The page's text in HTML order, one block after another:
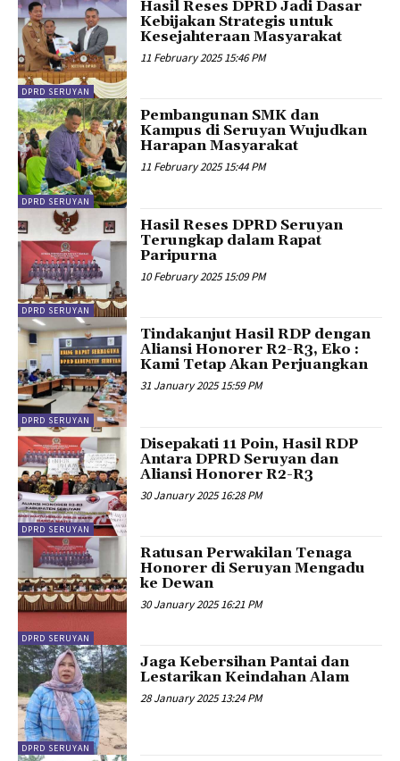
DPRD SERUYAN
Hasil Reses DPRD Jadi Dasar
Kebijakan Strategis untuk
Kesejahteraan Masyarakat
11 February 2025 15:46 PM
DPRD SERUYAN
Pembangunan SMK dan
Kampus di Seruyan Wujudkan
Harapan Masyarakat
11 February 2025 15:44 PM
DPRD SERUYAN
Hasil Reses DPRD Seruyan
Terungkap dalam Rapat
Paripurna
10 February 2025 15:09 PM
DPRD SERUYAN
Tindakanjut Hasil RDP dengan
Aliansi Honorer R2-R3, Eko :
Kami Tetap Akan Perjuangkan
31 January 2025 15:59 PM
DPRD SERUYAN
Disepakati 11 Poin, Hasil RDP
Antara DPRD Seruyan dan
Aliansi Honorer R2-R3
30 January 2025 16:28 PM
DPRD SERUYAN
Ratusan Perwakilan Tenaga
Honorer di Seruyan Mengadu
ke Dewan
30 January 2025 16:21 PM
DPRD SERUYAN
Jaga Kebersihan Pantai dan
Lestarikan Keindahan Alam
28 January 2025 13:24 PM